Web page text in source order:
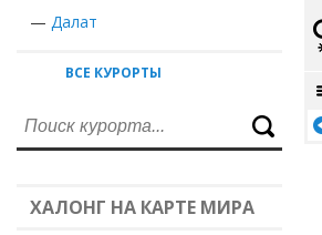
— Далат
ВСЕ КУРОРТЫ
ХАЛОНГ НА КАРТЕ МИРА